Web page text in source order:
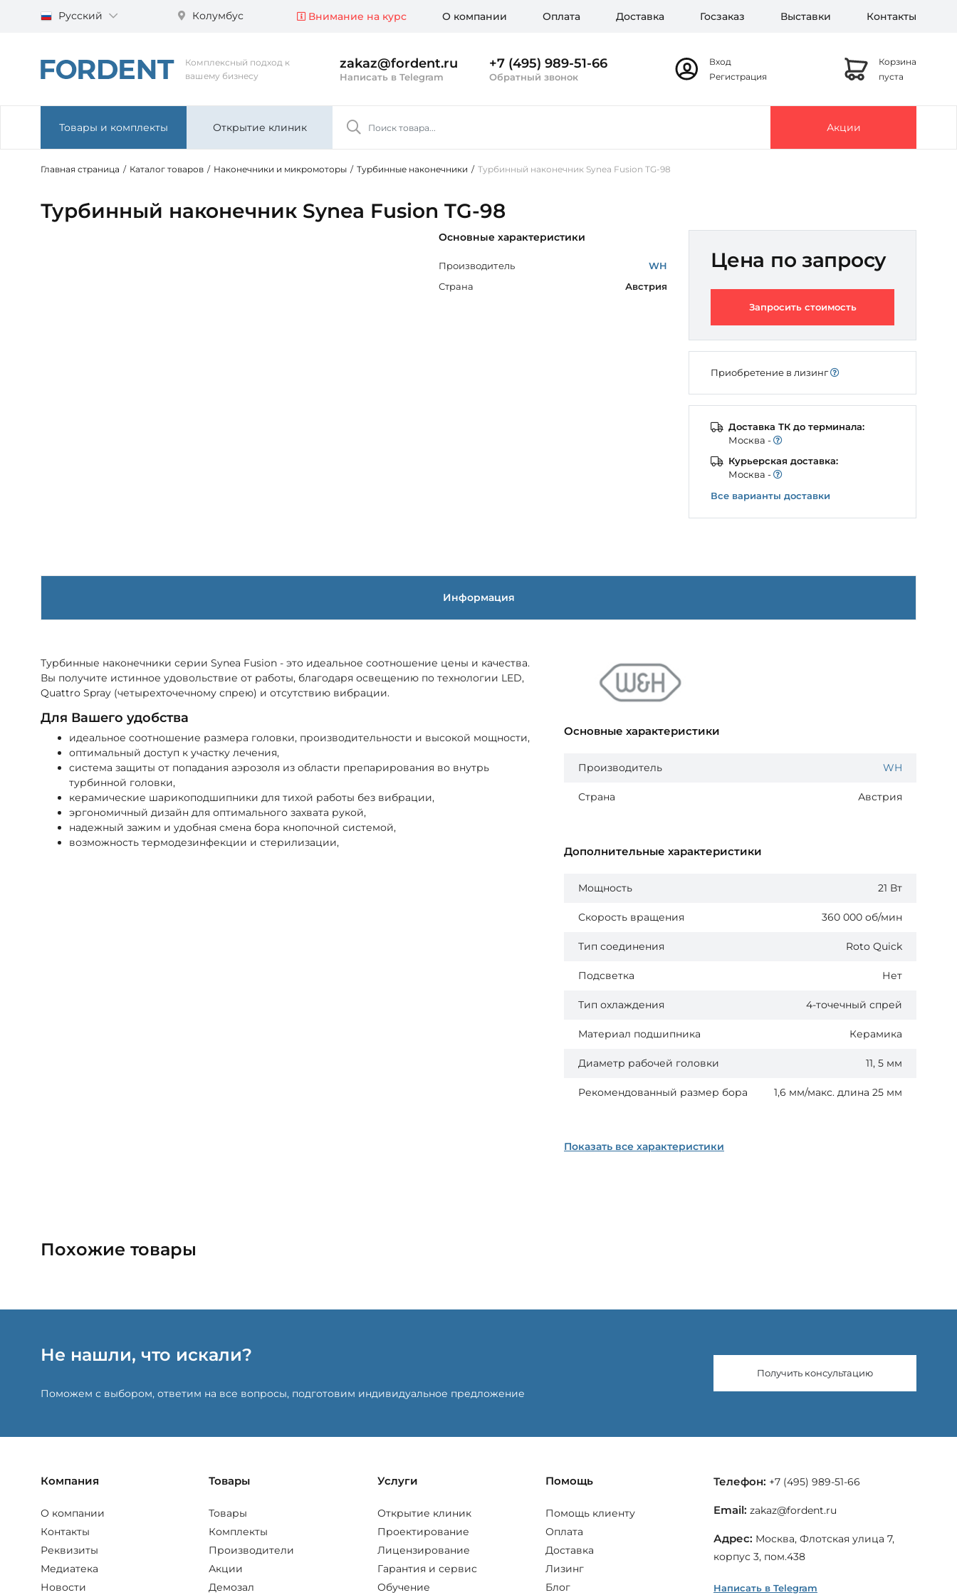
Русский Колумбус Внимание на курс О компании Оплата Доставка Госзаказ Выставки Контакты
Комплексный подход к
вашему бизнесу
zakaz@fordent.ru
Написать в Telegram
+7 (495) 989-51-66
Обратный звонок
Вход
Регистрация
Корзина
пуста
Товары и комплекты Открытие клиник Акции
Главная страница / Каталог товаров / Наконечники и микромоторы / Турбинные наконечники / Турбинный наконечник Synea Fusion TG-98
Турбинный наконечник Synea Fusion TG-98
Основные характеристики
Производитель
WH
Страна
Австрия
Цена по запросу
Запросить стоимость
Приобретение в лизинг
Доставка ТК до терминала:
Моcква -
Курьерская доставка:
Моcква -
Все варианты доставки
Информация
Турбинные наконечники серии Synea Fusion - это идеальное соотношение цены и качества.
Вы получите истинное удовольствие от работы, благодаря освещению по технологии LED,
Quattro Spray (четырехточечному спрею) и отсутствию вибрации.
Для Вашего удобства
идеальное соотношение размера головки, производительности и высокой мощности,
оптимальный доступ к участку лечения,
система защиты от попадания аэрозоля из области препарирования во внутрь
турбинной головки,
керамические шарикоподшипники для тихой работы без вибрации,
эргономичный дизайн для оптимального захвата рукой,
надежный зажим и удобная смена бора кнопочной системой,
возможность термодезинфекции и стерилизации,
Основные характеристики
Производитель WH
Страна Австрия
Дополнительные характеристики
Мощность 21 Вт
Скорость вращения 360 000 об/мин
Тип соединения Roto Quick
Подсветка Нет
Тип охлаждения 4-точечный спрей
Материал подшипника Керамика
Диаметр рабочей головки 11, 5 мм
Рекомендованный размер бора 1,6 мм/макс. длина 25 мм
Показать все характеристики
Похожие товары
Не нашли, что искали?
Поможем с выбором, ответим на все вопросы, подготовим индивидуальное предложение
Получить консультацию
Компания
О компании
Контакты
Реквизиты
Медиатека
Новости
Товары
Товары
Комплекты
Производители
Акции
Демозал
Услуги
Открытие клиник
Проектирование
Лицензирование
Гарантия и сервис
Обучение
Помощь
Помощь клиенту
Оплата
Доставка
Лизинг
Блог
Телефон: +7 (495) 989-51-66
Email: zakaz@fordent.ru
Адрес: Москва, Флотская улица 7,
корпус 3, пом.438
Написать в Telegram